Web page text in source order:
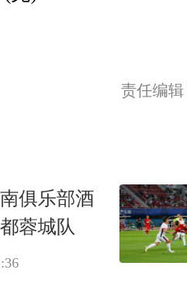
责任编
俱乐部酒
蓉城队